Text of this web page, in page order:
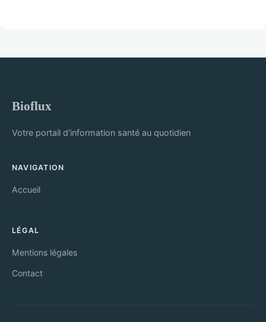
Bioflux
Votre portail d'information santé au quotidien
NAVIGATION
Accueil
LÉGAL
Mentions légales
Contact